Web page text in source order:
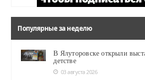
Популярные за неделю
В Ялуторовске открыли
детстве
03 августа 2026